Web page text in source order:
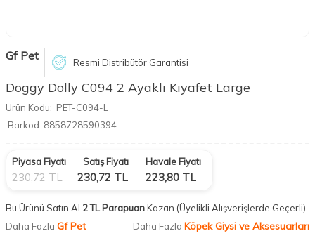
Gf Pet Resmi Distribütör Garantisi
Doggy Dolly C094 2 Ayaklı Kıyafet Large
Ürün Kodu: PET-C094-L
Barkod: 8858728590394
Piyasa Fiyatı
230,72TL
Satış Fiyatı
230,72 TL
Havale Fiyatı
223,80 TL
Bu Ürünü Satın Al 2 TL ParapuanKazan (Üyelikli Alışverişlerde Geçerli)
Daha Fazla Gf Pet Daha Fazla Köpek Giysi ve Aksesuarları